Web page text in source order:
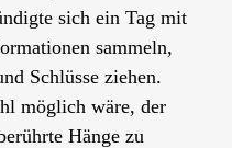
sich ein Tag mit
sammeln,
Schlüsse ziehen.
möglich wäre, der
Hänge zu